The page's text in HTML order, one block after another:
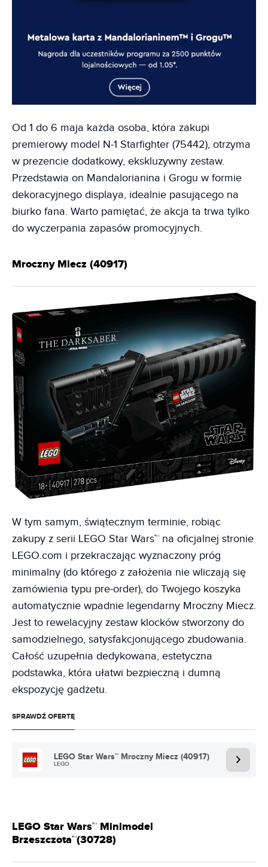
Od 1 do 6 maja każda osoba, która zakupi
premierowy model N-1 Starfighter (75442), otrzyma
w prezencie dodatkowy, ekskluzywny zestaw.
Przedstawia on Mandalorianina i Grogu w formie
dekoracyjnego displaya, idealnie pasującego na
biurko fana. Warto pamiętać, że akcja ta trwa tylko
do wyczerpania zapasów promocyjnych.
Mroczny Miecz (40917)
W tym samym, świątecznym terminie, robiąc
zakupy z serii LEGO Star Wars™ na oficjalnej stronie
LEGO.com i przekraczając wyznaczony próg
minimalny (do którego z założenia nie wliczają się
zamówienia typu pre-order), do Twojego koszyka
automatycznie wpadnie legendarny Mroczny Miecz.
Jest to rewelacyjny zestaw klocków stworzony do
samodzielnego, satysfakcjonującego zbudowania.
Całość uzupełnia dedykowana, estetyczna
podstawka, która ułatwi bezpieczną i dumną
ekspozycję gadżetu.
SPRAWDŹ OFERTĘ
LEGO Star Wars™ Mroczny Miecz (40917)
LEGO
LEGO Star Wars™ Minimodel
Brzeszczota™(30728)